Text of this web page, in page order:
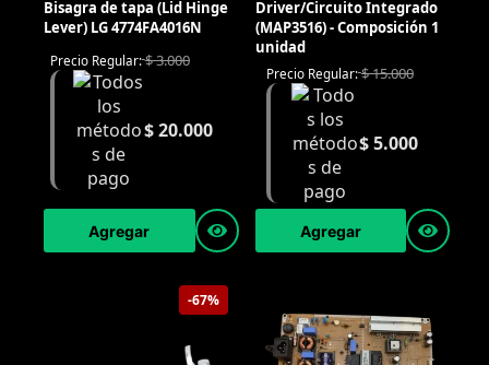
Bisagra de tapa (Lid Hinge
Lever) LG 4774FA4016N
Precio Regular:$3.000
$20.000
Agregar
Driver/Circuito Integrado
(MAP3516) - Composición 1
unidad
Precio Regular:$15.000
$5.000
Agregar
-67%